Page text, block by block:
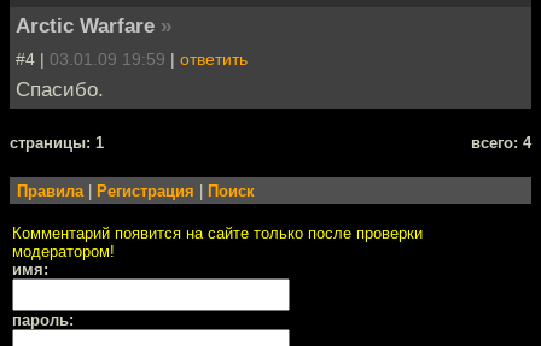
Arctic Warfare »
#4 | 03.01.09 19:59 | ответить
Спасибо.
cтраницы: 1 всего: 4
Правила| Регистрация Поиск
Комментарий появится на сайте только после проверки
модератором!
имя:
пароль: